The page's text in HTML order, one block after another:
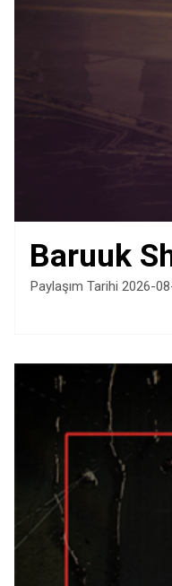
Baruuk
Paylaşım Tarihi 2026-